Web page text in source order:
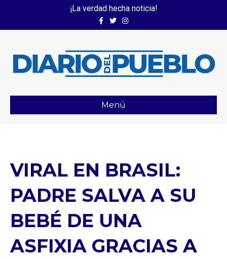
¡La verdad hecha noticia!
FacebookTwitterInstagram
Menú
VIRAL EN BRASIL:
PADRE SALVA A SU
BEBÉ DE UNA
ASFIXIA GRACIAS A